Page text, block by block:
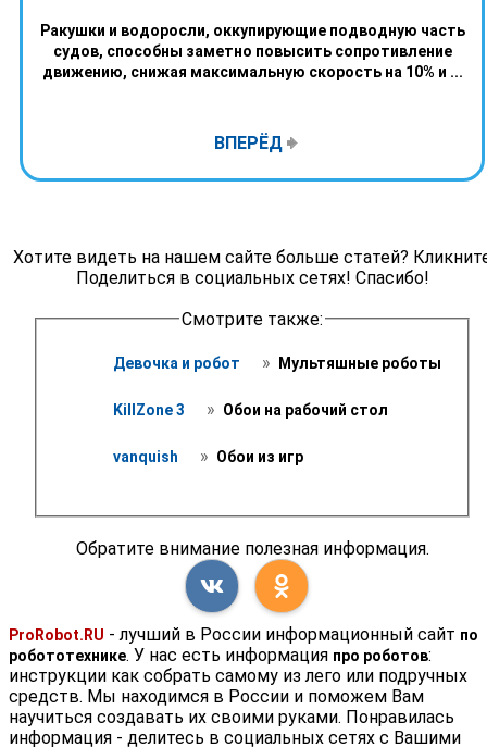
Ракушки и водоросли, оккупирующие подводную часть
судов, способны заметно повысить сопротивление
движению, снижая максимальную скорость на 10% и ...
ВПЕРЁД
Хотите видеть на нашем сайте больше статей?
Поделиться в социальных сетях! Спасибо!
Смотрите также:
Девочка и робот » Мультяшные роботы
KillZone 3 » Обои на рабочий стол
vanquish » Обои из игр
Обратите внимание полезная информация.
ProRobot.RU - лучший в России информационный сайт по
робототехнике. У нас есть информация про роботов:
инструкции как собрать самому из лего или подручных
средств. Мы находимся в России и поможем Вам
научиться создавать их своими руками. Понравилась
информация - делитесь в социальных сетях с Вашими